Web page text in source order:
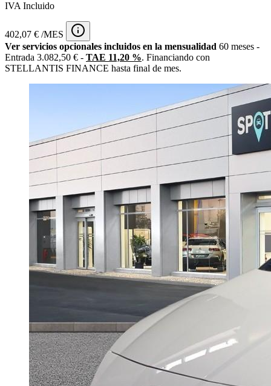
IVA Incluido
402,07 € /MES
Ver servicios opcionales incluidos en la mensualidad 60 meses -
Entrada 3.082,50 € - TAE 11,20 %. Financiando con
STELLANTIS FINANCE hasta final de mes.